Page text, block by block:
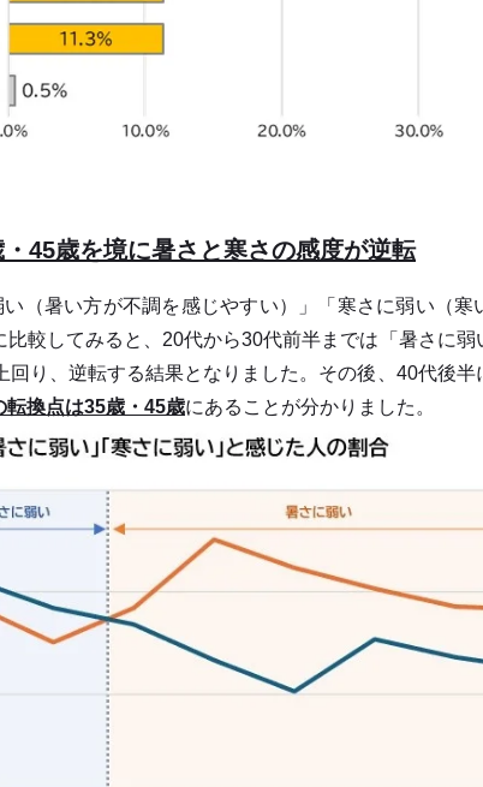
45歳を境に暑さと寒さの感度が逆転
暑い方が不調を感じやすい）」「寒さに弱い（寒
較してみると、20代から30代前半までは「暑さに弱
り、逆転する結果となりました。その後、40代後半
転換点は35歳・45歳にあることが分かりました。